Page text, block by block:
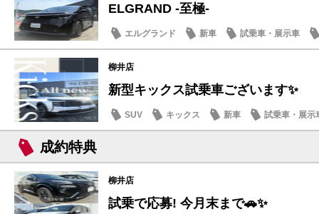
ELGRAND -至極-
エルグランド 新車 試乗車・展示車
柳井店
新型キックス試乗車ございます✨
SUV キックス 新車 試乗車・展示
成約特典
柳井店
試乗で応募! 今月末まで🚗✨